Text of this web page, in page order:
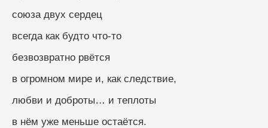
союза двух сердец
всегда как будто что-то
безвозвратно рвётся
в огромном мире и, как следствие,
любви и доброты… и теплоты
в нём уже меньше остаётся.